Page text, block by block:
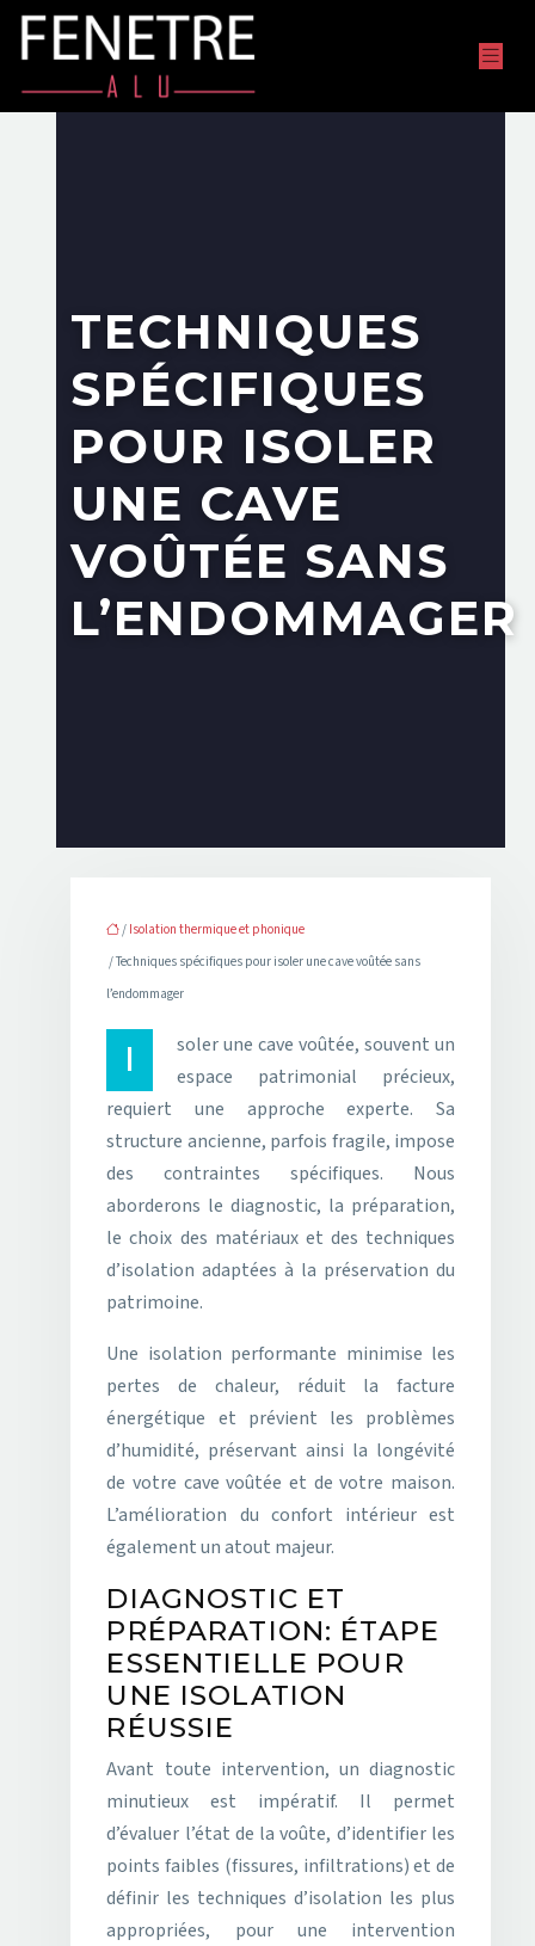
TECHNIQUES
SPÉCIFIQUES
POUR ISOLER
UNE CAVE
VOÛTÉE SANS
L’ENDOMMAGER
/ Isolation thermique et phonique
/ Techniques spécifiques pour isoler une cave voûtée sans
l’endommager
Isoler une cave voûtée, souvent un
espace patrimonial précieux,
requiert une approche experte. Sa
structure ancienne, parfois fragile, impose
des contraintes spécifiques. Nous
aborderons le diagnostic, la préparation,
le choix des matériaux et des techniques
d’isolation adaptées à la préservation du
patrimoine.
Une isolation performante minimise les
pertes de chaleur, réduit la facture
énergétique et prévient les problèmes
d’humidité, préservant ainsi la longévité
de votre cave voûtée et de votre maison.
L’amélioration du confort intérieur est
également un atout majeur.
DIAGNOSTIC ET
PRÉPARATION: ÉTAPE
ESSENTIELLE POUR
UNE ISOLATION
RÉUSSIE
Avant toute intervention, un diagnostic
minutieux est impératif. Il permet
d’évaluer l’état de la voûte, d’identifier les
points faibles (fissures, infiltrations) et de
définir les techniques d’isolation les plus
appropriées, pour une intervention